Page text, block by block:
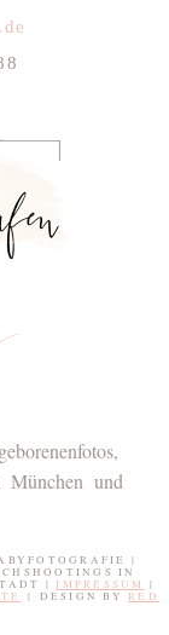
München und
|
IN
| IMPRESSUM
|
| DESIGN BYRED